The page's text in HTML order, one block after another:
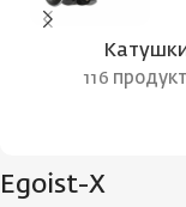
116
Egoist-X